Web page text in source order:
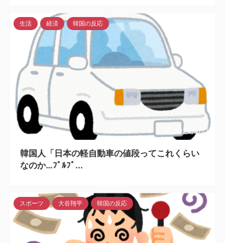
2024/4/12
生活 経済 韓国の反応
韓国人「日本の軽自動車の値段ってこれくらい
なのか…ﾌﾞﾙﾌﾞ...
スポーツ 大谷翔平 韓国の反応